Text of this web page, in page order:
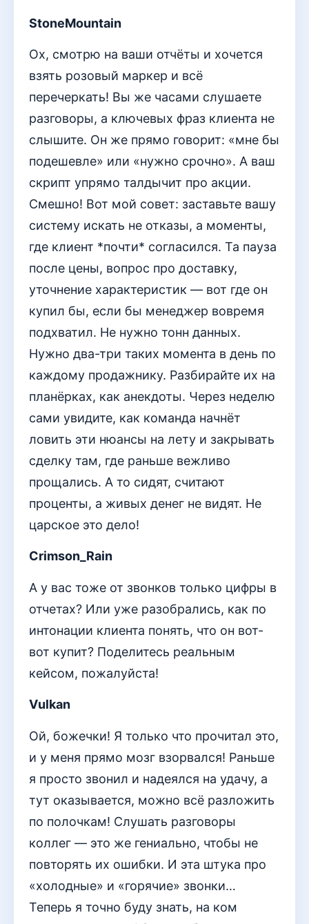
StoneMountain
Ох, смотрю на ваши отчёты и хочется
взять розовый маркер и всё
перечеркать! Вы же часами слушаете
разговоры, а ключевых фраз клиента не
слышите. Он же прямо говорит: «мне бы
подешевле» или «нужно срочно». А ваш
скрипт упрямо талдычит про акции.
Смешно! Вот мой совет: заставьте вашу
систему искать не отказы, а моменты,
где клиент *почти* согласился. Та пауза
после цены, вопрос про доставку,
уточнение характеристик — вот где он
купил бы, если бы менеджер вовремя
подхватил. Не нужно тонн данных.
Нужно два-три таких момента в день по
каждому продажнику. Разбирайте их на
планёрках, как анекдоты. Через неделю
сами увидите, как команда начнёт
ловить эти нюансы на лету и закрывать
сделку там, где раньше вежливо
прощались. А то сидят, считают
проценты, а живых денег не видят. Не
царское это дело!
Crimson_Rain
А у вас тоже от звонков только цифры в
отчетах? Или уже разобрались, как по
интонации клиента понять, что он вот-
вот купит? Поделитесь реальным
кейсом, пожалуйста!
Vulkan
Ой, божечки! Я только что прочитал это,
и у меня прямо мозг взорвался! Раньше
я просто звонил и надеялся на удачу, а
тут оказывается, можно всё разложить
по полочкам! Слушать разговоры
коллег — это же гениально, чтобы не
повторять их ошибки. И эта штука про
«холодные» и «горячие» звонки…
Теперь я точно буду знать, на ком